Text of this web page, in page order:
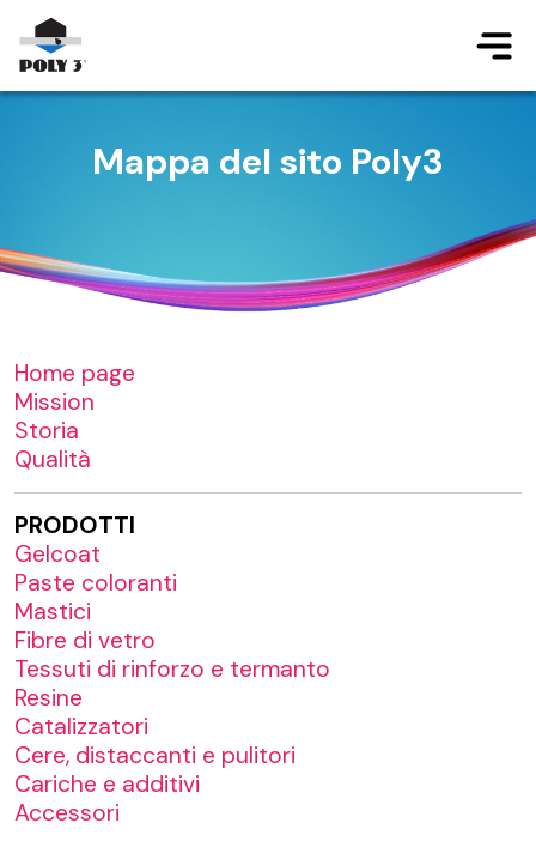
Salta al contenuto principale
Mappa del sito Poly3
Home page
Mission
Storia
Qualità
PRODOTTI
Gelcoat
Paste coloranti
Mastici
Fibre di vetro
Tessuti di rinforzo e termanto
Resine
Catalizzatori
Cere, distaccanti e pulitori
Cariche e additivi
Accessori